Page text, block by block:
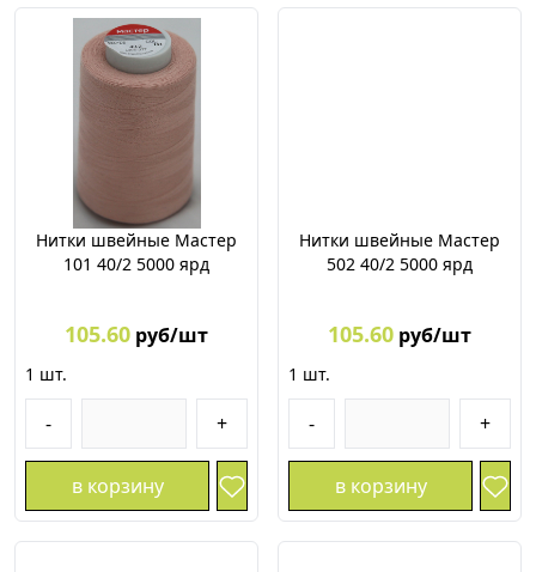
Нитки швейные Мастер
101 40/2 5000 ярд
105.60 руб/шт
1 шт.
- +
в корзину
Нитки швейные Мастер
502 40/2 5000 ярд
105.60 руб/шт
1 шт.
- +
в корзину